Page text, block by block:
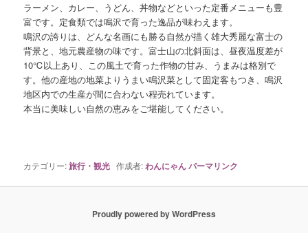
ラーメン、カレー、うどん、丼物などといった定番メニューも豊
富です。定食類では鳴沢で育った逸品が味わえます。
鳴沢の誇りは、どんな名画にも勝る自然が描く雄大秀麗な富士の
背景と、地元農産物の味です。富士山の北斜面は、昼夜温度差が
10℃以上あり、この風土で育った作物の甘み、うまみは格別で
す。他の産地の地菜よりうまい鳴沢菜として固定客もつき、鳴沢
地区内での生産が間に合わない程売れています。
本当に美味しい自然の恵みをご堪能してください。
カテゴリー:旅行・観光 作成者: わんにゃんパーマリンク
Proudly powered by WordPress